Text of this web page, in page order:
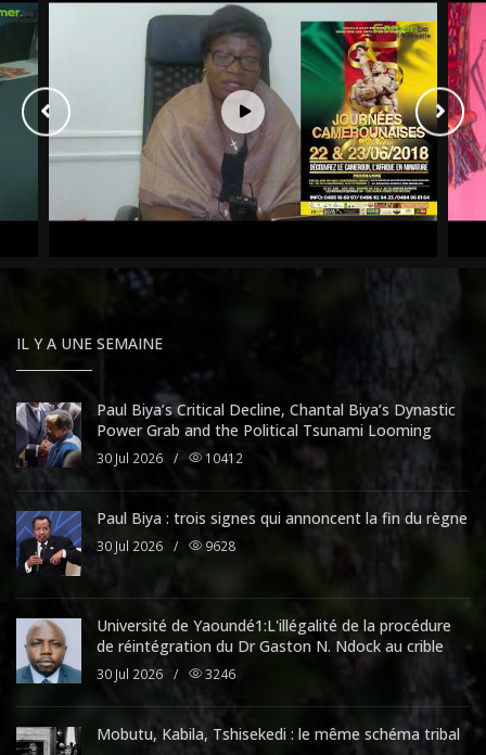
IL Y A UNE SEMAINE
Paul Biya’s Critical Decline, Chantal Biya’s Dynastic
Power Grab and the Political Tsunami Looming
30 Jul 2026 / 10412
Paul Biya : trois signes qui annoncent la fin du règne
30 Jul 2026 / 9628
Université de Yaoundé1:L'illégalité de la procédure
de réintégration du Dr Gaston N. Ndock au crible
30 Jul 2026 / 3246
Mobutu, Kabila, Tshisekedi : le même schéma tribal